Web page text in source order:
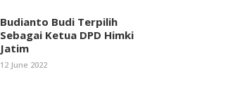
Budianto Budi Terpilih
Sebagai Ketua DPD Himki
Jatim
12 June 2022